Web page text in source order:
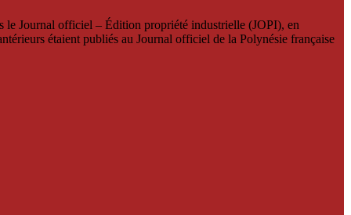
le Journal officiel – Édition propriété industrielle (JOPI), en
étaient publiés au Journal officiel de la Polynésie française